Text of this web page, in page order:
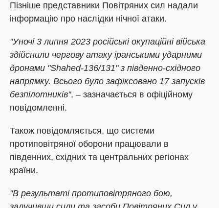
Пізніше представники Повітряних сил надали
інформацію про наслідки нічної атаки.
"Уночі 3 липня 2023 російські окупаційні війська
здійснили чергову атаку іранськими ударними
дронами "Shahed-136/131" з південно-східного
напрямку. Всього було зафіксовано 17 запусків
безпілотників", – зазначається в офіційному
повідомленні.
Також повідомляється, що системи
протиповітряної оборони працювали в
південних, східних та центральних регіонах
країни.
"В результаті протиповітряного бою,